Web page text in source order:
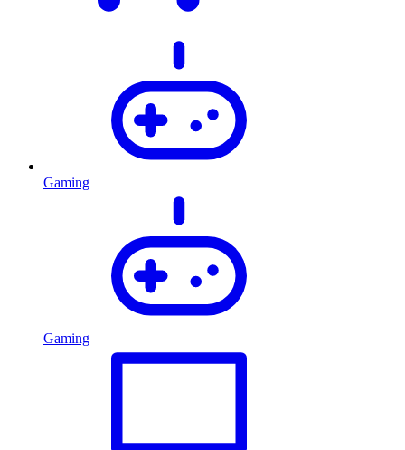
Gaming
Gaming